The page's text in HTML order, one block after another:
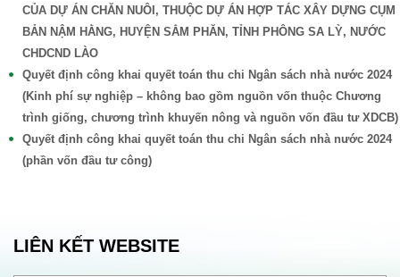
CỦA DỰ ÁN CHĂN NUÔI, THUỘC DỰ ÁN HỢP TÁC XÂY DỰNG CỤM
BẢN NẬM HẰNG, HUYỆN SẲM PHĂN, TỈNH PHÔNG SA LỲ, NƯỚC
CHDCND LÀO
Quyết định công khai quyết toán thu chi Ngân sách nhà nước 2024
(Kinh phí sự nghiệp – không bao gồm nguồn vốn thuộc Chương
trình giống, chương trình khuyến nông và nguồn vốn đầu tư XDCB)
Quyết định công khai quyết toán thu chi Ngân sách nhà nước 2024
(phần vốn đầu tư công)
LIÊN KẾT WEBSITE